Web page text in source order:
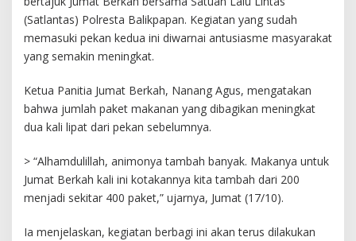
(Satlantas) Polresta Balikpapan. Kegiatan yang sudah
memasuki pekan kedua ini diwarnai antusiasme masyarakat
yang semakin meningkat.
Ketua Panitia Jumat Berkah, Nanang Agus, mengatakan
bahwa jumlah paket makanan yang dibagikan meningkat
dua kali lipat dari pekan sebelumnya.
> “Alhamdulillah, animonya tambah banyak. Makanya untuk
Jumat Berkah kali ini kotakannya kita tambah dari 200
menjadi sekitar 400 paket,” ujarnya, Jumat (17/10).
Ia menjelaskan, kegiatan berbagi ini akan terus dilakukan